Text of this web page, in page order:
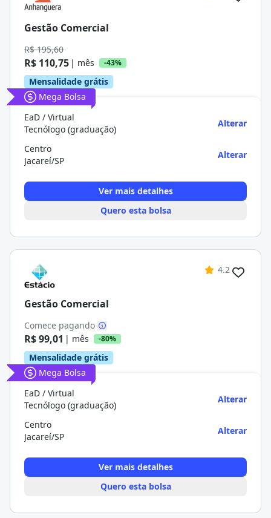
Gestão Comercial
R$ 195,60
R$ 110,75 | mês -43%
Mensalidade grátis
Mega Bolsa
EaD / Virtual
Tecnólogo (graduação)
Alterar
Centro
Jacareí/SP
Alterar
Ver mais detalhes
Quero esta bolsa
4.2
Gestão Comercial
Comece pagando
R$ 99,01 | mês -80%
Mensalidade grátis
Mega Bolsa
EaD / Virtual
Tecnólogo (graduação)
Alterar
Centro
Jacareí/SP
Alterar
Ver mais detalhes
Quero esta bolsa